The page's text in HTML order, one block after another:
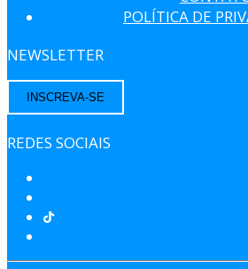
POLÍTICA DE
NEWSLETTER
INSCREVA-SE
REDES SOCIAIS